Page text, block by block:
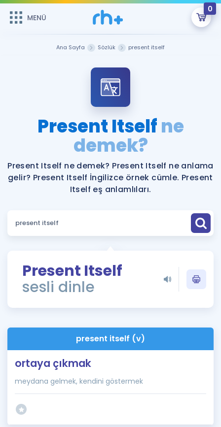
MENÜ
0
Şifremi Hatırlamıyorum
Sepetin Şu An Boş.
Remzi Hoca ile seni sınava hazırlayacak onlarca eğitim seni
bekliyor!
MENÜ
Katılımcı Görüşleri
Faydalı Araçlar
Ücretsiz Kaynaklar
ÖSYM Sınav Takvimi
Kampanyalar
İngilizce Gramer
İngilizce Gramer
Ana Sayfa Sözlük present itself
Present Itselfne
demek?
Present Itself ne demek? Present Itself ne anlama
gelir? Present Itself İngilizce örnek cümle. Present
Itself eş anlamlıları.
Present Itself
sesli dinle
present itself (v)
ortaya çıkmak
meydana gelmek, kendini göstermek